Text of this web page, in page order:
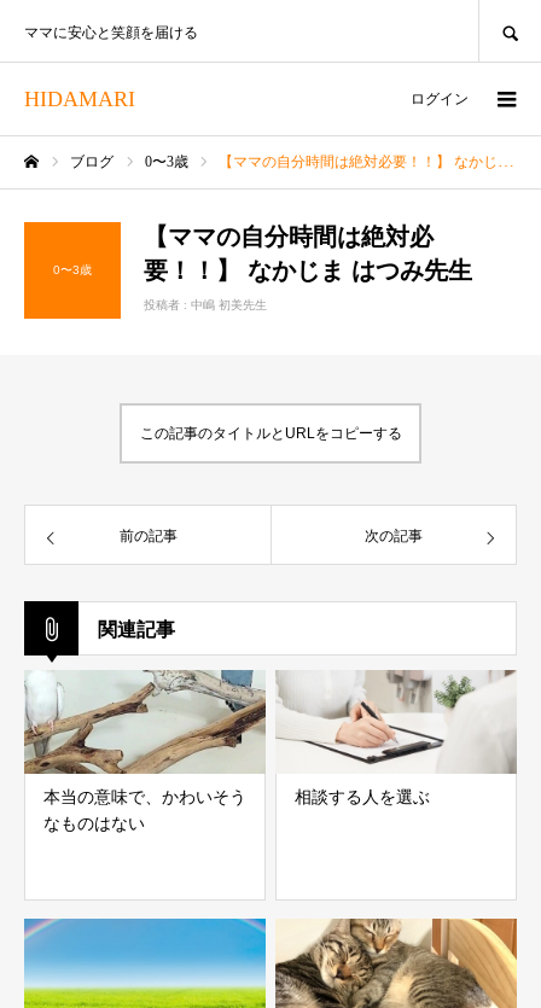
HIDAMARI
ママに安心と笑顔を届ける
ログイン
ブログ 0〜3歳 【ママの自分時間は絶対必要！！】 なかじま はつみ先生
0〜3歳
【ママの自分時間は絶対必
要！！】 なかじま はつみ先生
投稿者 : 中嶋 初美先生
この記事のタイトルとURLをコピーする
前の記事 次の記事
関連記事
本当の意味で、かわいそう
なものはない
相談する人を選ぶ